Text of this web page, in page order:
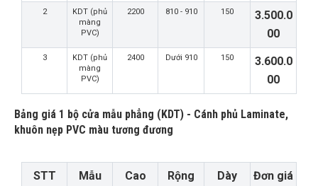
2
KDT (phủ
màng
PVC)
2200 810 - 910 150
3.500.0
00
3
KDT (phủ
màng
PVC)
2400 Dưới 910 150
3.600.0
00
Bảng giá 1 bộ cửa mẫu phẳng (KDT) - Cánh phủ Laminate,
khuôn nẹp PVC màu tương đương
STT
Mẫu
Cao
Rộng
Dày
Đơn giá